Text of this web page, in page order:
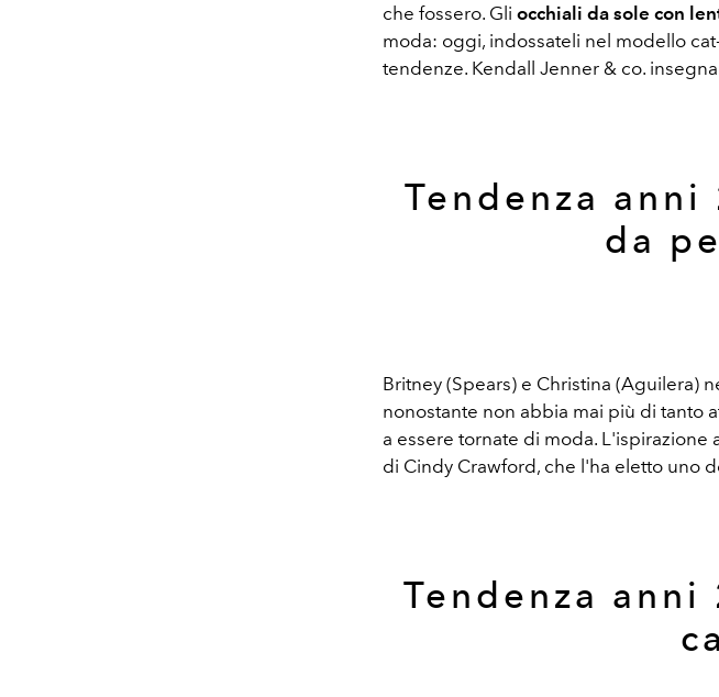
che fossero. Gli occhiali da sole con
moda: oggi, indossateli nel modello
tendenze. Kendall Jenner & co.
Tendenza
da
Britney (Spears) e Christina (Aguilera)
nonostante non abbia mai più di tanto
a essere tornate di moda. L'ispirazione
di Cindy Crawford, che l'ha eletto uno
Tendenza